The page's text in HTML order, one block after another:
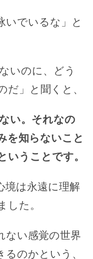
いでいるな」と
いのに、どう
だ」と聞くと、
い。それなの
を知らないこと
いうことです。
境は永遠に理解
した。
ない感覚の世界
のかという、